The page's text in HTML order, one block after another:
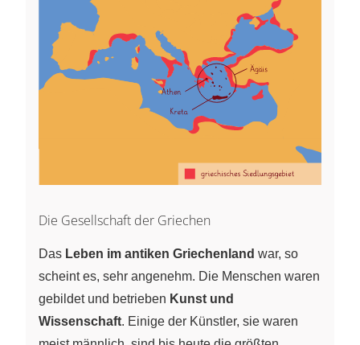
Die Gesellschaft der Griechen
Das Leben im antiken Griechenland war, so
scheint es, sehr angenehm. Die Menschen waren
gebildet und betrieben Kunst und
Wissenschaft. Einige der Künstler, sie waren